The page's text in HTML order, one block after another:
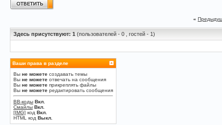
«
Здесь присутствуют: 1 (пользователей - 0 , гостей - 1)
Ваши права в разделе
Вы не можете создавать темы
Вы не можете отвечать на сообщения
Вы не можете прикреплять файлы
Вы не можете редактировать сообщения
BB-коды Вкл.
Смайлы Вкл.
[IMG] код Вкл.
HTML код Выкл.